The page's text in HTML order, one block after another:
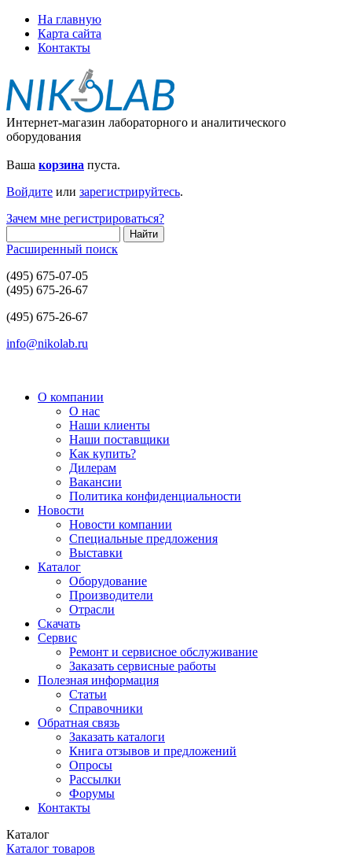
На главную
Карта сайта
Контакты
Интернет-магазин лабораторного и аналитического
оборудования
Ваша корзина пуста.
Войдите или зарегистрируйтесь.
Зачем мне регистрироваться?
Расширенный поиск
(495) 675-07-05
(495) 675-26-67
(495) 675-26-67
info@nikolab.ru
О компании
О нас
Наши клиенты
Наши поставщики
Как купить?
Дилерам
Вакансии
Политика конфиденциальности
Новости
Новости компании
Специальные предложения
Выставки
Каталог
Оборудование
Производители
Отрасли
Скачать
Сервис
Ремонт и сервисное обслуживание
Заказать сервисные работы
Полезная информация
Статьи
Справочники
Обратная связь
Заказать каталоги
Книга отзывов и предложений
Опросы
Рассылки
Форумы
Контакты
Каталог
Каталог товаров